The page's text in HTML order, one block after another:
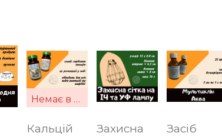
Немає в наявності
Кальцій
Захисна
Засіб